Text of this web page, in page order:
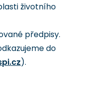
životního
předpisy.
do
).